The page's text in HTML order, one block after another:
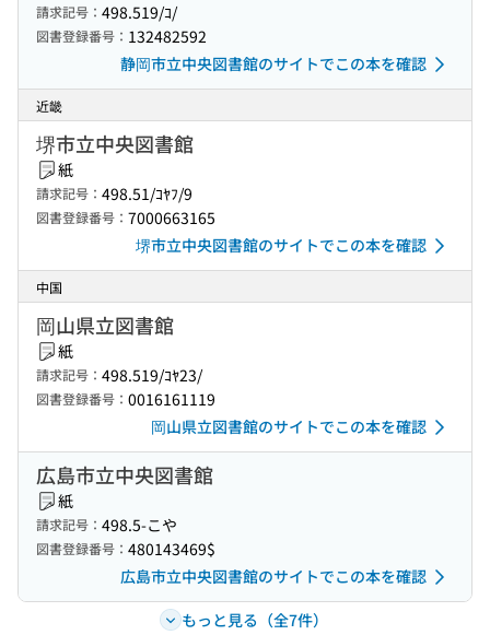
請求記号： 498.519/ｺ/
図書登録番号： 132482592
静岡市立中央図書館のサイトでこの本を確認
近畿
堺市立中央図書館
紙
請求記号： 498.51/ｺﾔﾌ/9
図書登録番号： 7000663165
堺市立中央図書館のサイトでこの本を確認
中国
岡山県立図書館
紙
請求記号： 498.519/ｺﾔ23/
図書登録番号： 0016161119
岡山県立図書館のサイトでこの本を確認
広島市立中央図書館
紙
請求記号： 498.5-こや
図書登録番号： 480143469$
広島市立中央図書館のサイトでこの本を確認
もっと見る（全7件）